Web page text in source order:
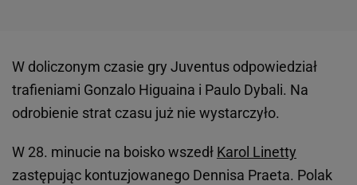
W doliczonym czasie gry Juventus odpowiedział
trafieniami Gonzalo Higuaina i Paulo Dybali. Na
odrobienie strat czasu już nie wystarczyło.
W 28. minucie na boisko wszedł Karol Linetty
zastępując kontuzjowanego Dennisa Praeta. Polak